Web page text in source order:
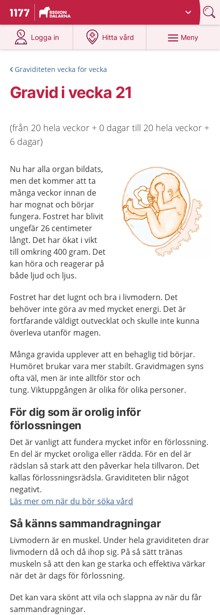
Till startsidan för 1177
Du har valt region
Logga in
på 1177.se
Hitta vård
på 1177.se
Meny
Graviditeten vecka för vecka
Gravid i vecka 21
(från 20 hela veckor + 0 dagar till 20 hela veckor +
6 dagar)
Nu har alla organ bildats,
men det kommer att ta
många veckor innan de
har mognat och börjar
fungera. Fostret har blivit
ungefär 26 centimeter
långt. Det har ökat i vikt
till omkring 400 gram. Det
kan höra och reagerar på
både ljud och ljus.
Fostret har det lugnt och bra i livmodern. Det
behöver inte göra av med mycket energi. Det är
fortfarande väldigt outvecklat och skulle inte kunna
överleva utanför magen.
Många gravida upplever att en behaglig tid börjar.
Humöret brukar vara mer stabilt. Gravidmagen syns
ofta väl, men är inte alltför stor och
tung. Viktuppgången är olika för olika personer.
För dig som är orolig inför
förlossningen
Det är vanligt att fundera mycket inför en förlossning.
En del är mycket oroliga eller rädda. För en del är
rädslan så stark att den påverkar hela tillvaron. Det
kallas förlossningsrädsla. Graviditeten blir något
negativt.
Läs mer om när du bör söka vård
Så känns sammandragningar
Livmodern är en muskel. Under hela graviditeten drar
livmodern då och då ihop sig. På så sätt tränas
muskeln så att den kan ge starka och effektiva värkar
när det är dags för förlossning.
Det kan vara skönt att vila och slappna av när du får
sammandragningar.